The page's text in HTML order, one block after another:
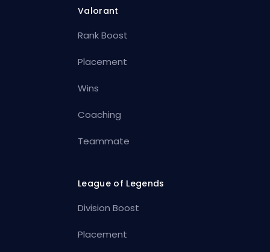
Valorant
Rank Boost
Placement
Wins
Coaching
Teammate
League of Legends
Division Boost
Placement